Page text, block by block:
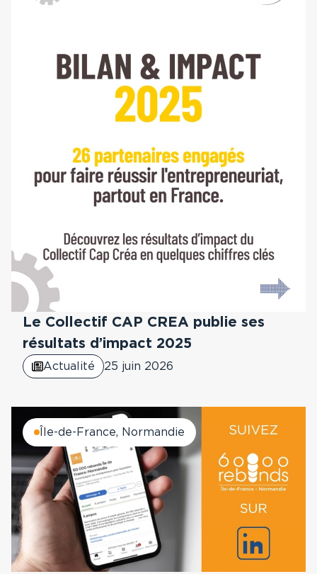
Le Collectif CAP CREA publie ses
résultats d’impact 2025
Actualité 25 juin 2026
Île-de-France, Normandie